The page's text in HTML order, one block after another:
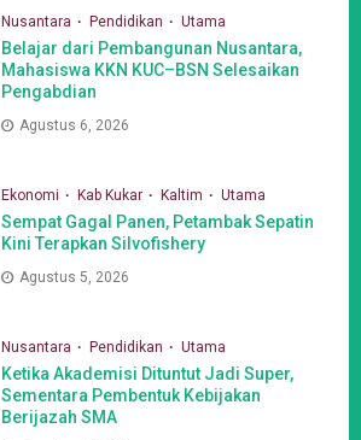
Nusantara Pendidikan Utama
Belajar dari Pembangunan Nusantara,
Mahasiswa KKN KUC–BSN Selesaikan
Pengabdian
Agustus 6, 2026
Ekonomi Kab Kukar Kaltim Utama
Sempat Gagal Panen, Petambak Sepatin
Kini Terapkan Silvofishery
Agustus 5, 2026
Nusantara Pendidikan Utama
Ketika Akademisi Dituntut Jadi Super,
Sementara Pembentuk Kebijakan
Berijazah SMA